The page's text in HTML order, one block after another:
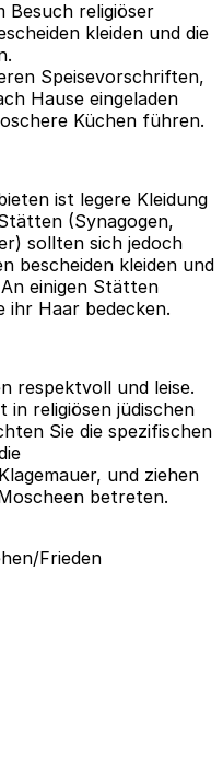
Besuch religiöser
kleiden und die
Speisevorschriften,
Hause eingeladen
Küchen führen.
ist legere Kleidung
(Synagogen,
sollten sich jedoch
bescheiden kleiden und
einigen Stätten
ihr Haar bedecken.
respektvoll und leise.
in religiösen jüdischen
Sie die spezifischen
und ziehen
betreten.
Frieden